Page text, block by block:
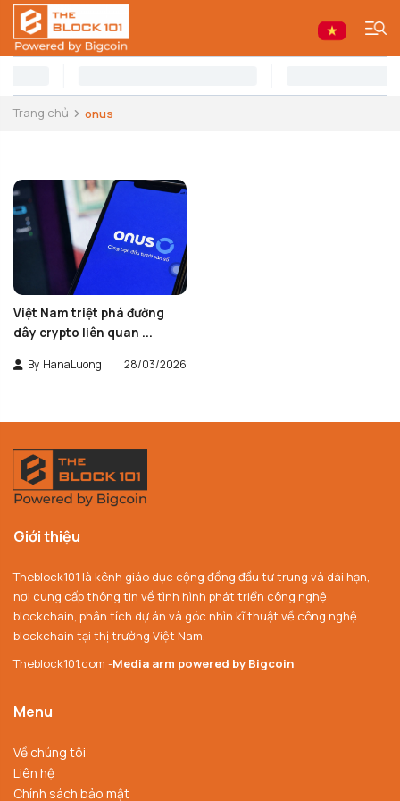
Trang chủ onus
Việt Nam triệt phá đường
dây crypto liên quan ...
By HanaLuong 28/03/2026
Giới thiệu
Theblock101 là kênh giáo dục cộng đồng đầu tư trung và dài hạn,
nơi cung cấp thông tin về tình hình phát triển công nghệ
blockchain, phân tích dự án và góc nhìn kĩ thuật về công nghệ
blockchain tại thị trường Việt Nam.
Theblock101.com -Media arm powered by Bigcoin
Menu
Về chúng tôi
Liên hệ
Chính sách bảo mật